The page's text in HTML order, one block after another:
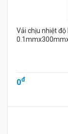
Vải chịu nhiệt độ
0đ